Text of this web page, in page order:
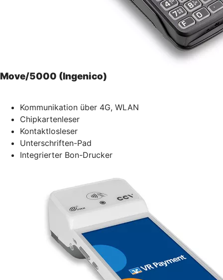
Move/5000 (Ingenico)
Kommunikation über 4G, WLAN
Chipkartenleser
Kontaktlosleser
Unterschriften-Pad
Integrierter Bon-Drucker